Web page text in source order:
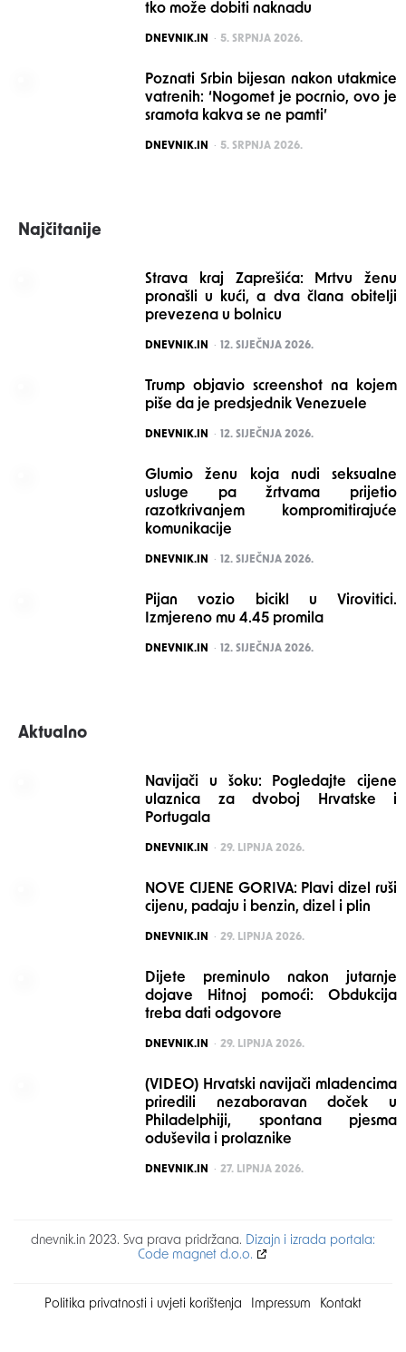
tko može dobiti naknadu
POSTED
DNEVNIK.IN 5. SRPNJA 2026.
Poznati Srbin bijesan nakon utakmice
vatrenih: ‘Nogomet je pocrnio, ovo je
sramota kakva se ne pamti’
POSTED
DNEVNIK.IN 5. SRPNJA 2026.
Najčitanije
Strava kraj Zaprešića: Mrtvu ženu
pronašli u kući, a dva člana obitelji
prevezena u bolnicu
POSTED
DNEVNIK.IN 12. SIJEČNJA 2026.
Trump objavio screenshot na kojem
piše da je predsjednik Venezuele
POSTED
DNEVNIK.IN 12. SIJEČNJA 2026.
Glumio ženu koja nudi seksualne
usluge pa žrtvama prijetio
razotkrivanjem kompromitirajuće
komunikacije
POSTED
DNEVNIK.IN 12. SIJEČNJA 2026.
Pijan vozio bicikl u Virovitici.
Izmjereno mu 4.45 promila
POSTED
DNEVNIK.IN 12. SIJEČNJA 2026.
Aktualno
Navijači u šoku: Pogledajte cijene
ulaznica za dvoboj Hrvatske i
Portugala
POSTED
DNEVNIK.IN 29. LIPNJA 2026.
NOVE CIJENE GORIVA: Plavi dizel ruši
cijenu, padaju i benzin, dizel i plin
POSTED
DNEVNIK.IN 29. LIPNJA 2026.
Dijete preminulo nakon jutarnje
dojave Hitnoj pomoći: Obdukcija
treba dati odgovore
POSTED
DNEVNIK.IN 29. LIPNJA 2026.
(VIDEO) Hrvatski navijači mladencima
priredili nezaboravan doček u
Philadelphiji, spontana pjesma
oduševila i prolaznike
POSTED
DNEVNIK.IN 27. LIPNJA 2026.
dnevnik.in 2023. Sva prava pridržana. Dizajn i izrada portala:
Code magnet d.o.o.
Politika privatnosti i uvjeti korištenja Impressum Kontakt